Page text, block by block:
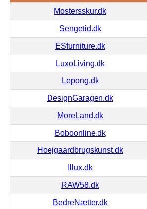
Mostersskur.dk
Sengetid.dk
ESfurniture.dk
LuxoLiving.dk
Lepong.dk
DesignGaragen.dk
MoreLand.dk
Boboonline.dk
Hoejgaardbrugskunst.dk
Illux.dk
RAW58.dk
BedreNætter.dk